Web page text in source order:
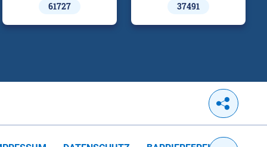
61727 37491